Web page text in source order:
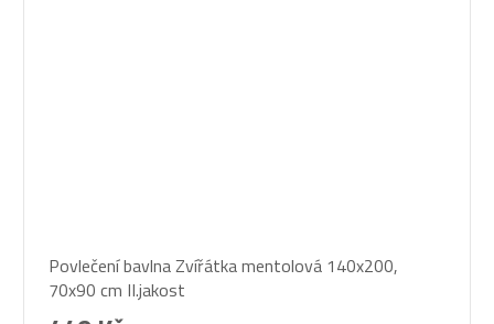
Povlečení bavlna Zvířátka mentolová 140x200,
70x90 cm II.jakost